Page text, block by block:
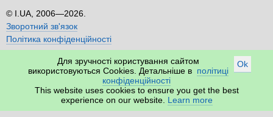
I.UA, 2006—2026.
Зворотний зв'язок
Політика конфіденційності
Ok
Для зручності користування сайтом
використовуються Cookies. Детальніше в політиці
конфіденційності
This website uses cookies to ensure you get the best
experience on our website. Learn more